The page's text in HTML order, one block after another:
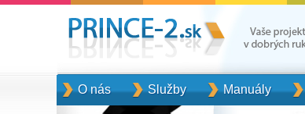
O nás Služby Manuály